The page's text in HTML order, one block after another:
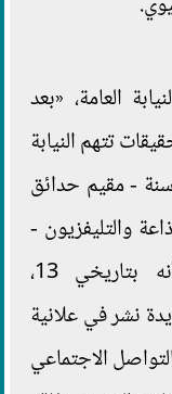
العامة، «بعد
تتهم النيابة
«أيمن منصور أحمد ندا» - 49 سنة - مقیم حدائق
والتليفزيون -
كلية الإعلام - جامعة القاهرة لأنه بتاريخي 13،
نشر في علانية
الاجتماعي